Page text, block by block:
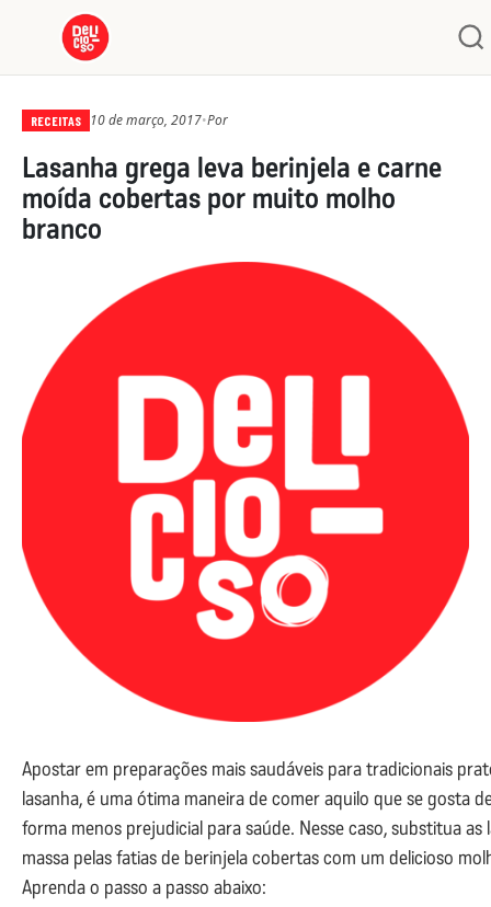
RECEITAS 10 de março, 2017•Por
Lasanha grega leva berinjela e carne
moída cobertas por muito molho
branco
Apostar em preparações mais saudáveis para tradicionais
lasanha, é uma ótima maneira de comer aquilo que se gosta
forma menos prejudicial para saúde. Nesse caso, substitua as
massa pelas fatias de berinjela cobertas com um delicioso
Aprenda o passo a passo abaixo: